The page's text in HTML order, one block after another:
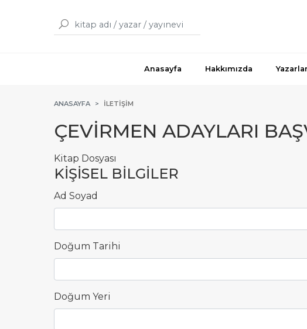
Anasayfa Hakkımızda Yazarlar
ANASAYFA İLETIŞIM
ÇEVİRMEN ADAYLARI
Kitap Dosyası
KİŞİSEL BİLGİLER
Ad Soyad
Doğum Tarihi
Doğum Yeri